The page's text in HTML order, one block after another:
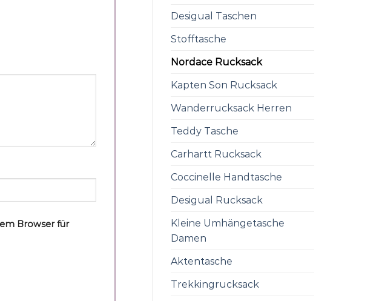
Desigual Taschen
Stofftasche
Nordace Rucksack
Kapten Son Rucksack
Wanderrucksack Herren
Teddy Tasche
Carhartt Rucksack
Coccinelle Handtasche
Desigual Rucksack
Kleine Umhängetasche
Damen
Aktentasche
Trekkingrucksack
Browser für